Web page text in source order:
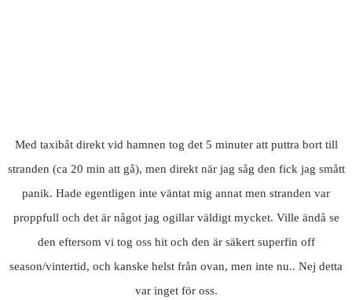
Med taxibåt direkt vid hamnen tog det 5 minuter att puttra bort till
stranden (ca 20 min att gå), men direkt när jag såg den fick jag smått
panik. Hade egentligen inte väntat mig annat men stranden var
proppfull och det är något jag ogillar väldigt mycket. Ville ändå se
den eftersom vi tog oss hit och den är säkert superfin off
season/vintertid, och kanske helst från ovan, men inte nu.. Nej detta
var inget för oss.